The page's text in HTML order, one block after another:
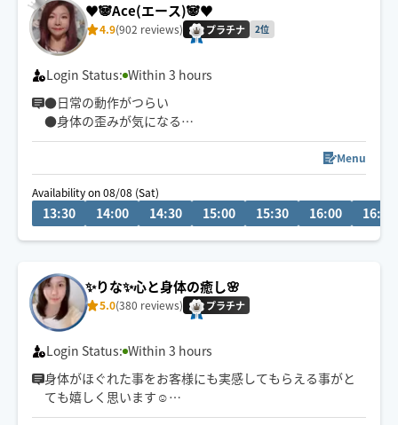
♥️🐼Ace(エース)🐼♥️
4.9(902 reviews) プラチナ 2位
Login Status: Within 3 hours
●日常の動作がつらい
●身体の歪みが気になる
●趣味や仕事のパフォーマンスを良くしたい
どんなお悩みにも真摯に向き合い身体の痛みや不調、お
客様の気になる所をその場しのぎではなく"根本"から対
応させて頂きます
慢性的な肩こり腰痛
足の浮腫み
末端冷え性
お客様の身体に合った施術でメニューをご提案させて頂
きます👏
小さなお子さまやペットが居るお宅も歓迎です🐶😺
Menu
Availability on 08/08 (Sat)
13:30 14:00 14:30 15:00 15:30 16:00 16:30
✨りな✨心と身体の癒し️🌸
5.0(380 reviews) プラチナ
Login Status: Within 3 hours
身体がほぐれた事をお客様にも実感してもらえる事がと
ても嬉しく思います☺️
凝っている所を詳しく教えてくださりありがとうござい